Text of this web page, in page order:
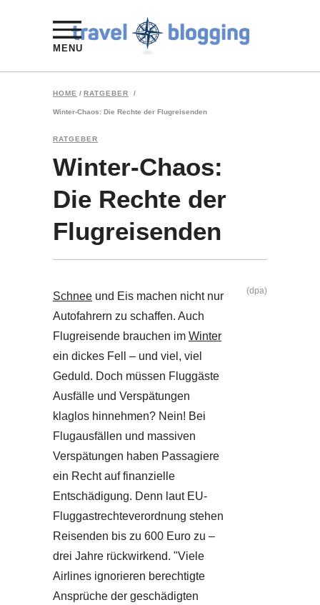
MENU
HOME / RATGEBER /
Winter-Chaos: Die Rechte der Flugreisenden
RATGEBER
Winter-Chaos:
Die Rechte der
Flugreisenden
Schnee und Eis machen nicht nur
Autofahrern zu schaffen. Auch
Flugreisende brauchen im Winter
ein dickes Fell – und viel, viel
Geduld. Doch müssen Fluggäste
Ausfälle und Verspätungen
klaglos hinnehmen? Nein! Bei
Flugausfällen und massiven
Verspätungen haben Passagiere
ein Recht auf finanzielle
Entschädigung. Denn laut EU-
Fluggastrechteverordnung stehen
Reisenden bis zu 600 Euro zu –
drei Jahre rückwirkend. "Viele
Airlines ignorieren berechtigte
Ansprüche der geschädigten
(dpa)